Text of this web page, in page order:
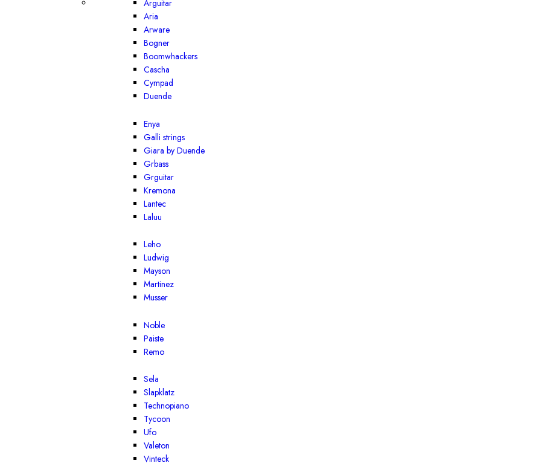
Arguitar
Aria
Arware
Bogner
Boomwhackers
Cascha
Cympad
Duende
Enya
Galli strings
Giara by Duende
Grbass
Grguitar
Kremona
Lantec
Laluu
Leho
Ludwig
Mayson
Martinez
Musser
Noble
Paiste
Remo
Sela
Slapklatz
Technopiano
Tycoon
Ufo
Valeton
Vinteck